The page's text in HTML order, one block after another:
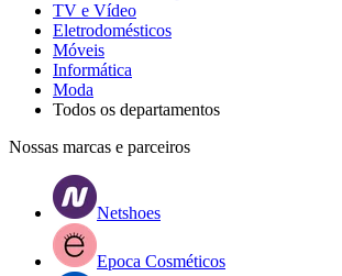
TV e Vídeo
Eletrodomésticos
Móveis
Informática
Moda
Todos os departamentos
Nossas marcas e parceiros
Netshoes
Epoca Cosméticos